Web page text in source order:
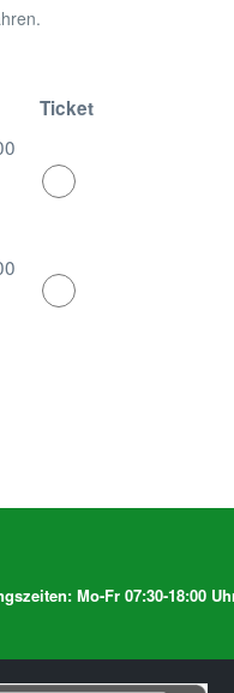
Ticket
Select
this
Select
this
Mo-Fr 07:30-18:00